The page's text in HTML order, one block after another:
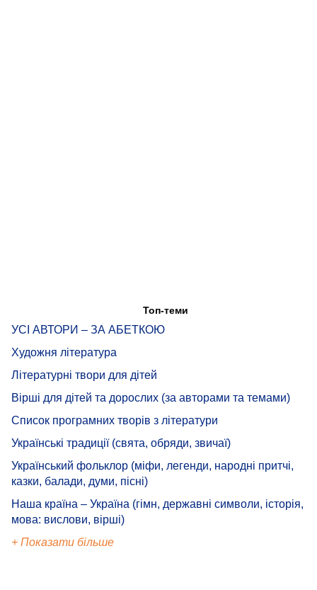
Топ-теми
УСІ АВТОРИ – ЗА АБЕТКОЮ
Художня література
Літературні твори для дітей
Вірші для дітей та дорослих (за авторами та темами)
Список програмних творів з літератури
Українські традиції (свята, обряди, звичаї)
Український фольклор (міфи, легенди, народні притчі,
казки, балади, думи, пісні)
Наша країна – Україна (гімн, державні символи, історія,
мова: вислови, вірші)
+ Показати більше